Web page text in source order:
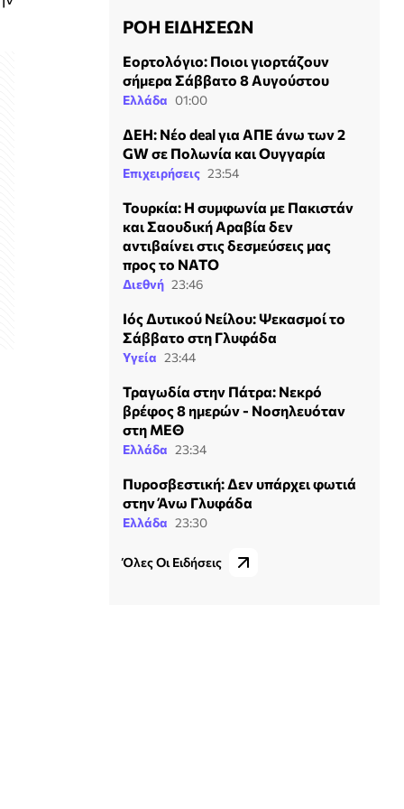
ΡΟΗ ΕΙΔΗΣΕΩΝ
Εορτολόγιο: Ποιοι γιορτάζουν
σήμερα Σάββατο 8 Αυγούστου
Ελλάδα 01:00
ΔΕΗ: Νέο deal για ΑΠΕ άνω των 2
GW σε Πολωνία και Ουγγαρία
Επιχειρήσεις 23:54
Τουρκία: Η συμφωνία με Πακιστάν
και Σαουδική Αραβία δεν
αντιβαίνει στις δεσμεύσεις μας
προς το ΝΑΤΟ
Διεθνή 23:46
Ιός Δυτικού Νείλου: Ψεκασμοί το
Σάββατο στη Γλυφάδα
Υγεία 23:44
Τραγωδία στην Πάτρα: Νεκρό
βρέφος 8 ημερών - Νοσηλευόταν
στη ΜΕΘ
Ελλάδα 23:34
Πυροσβεστική: Δεν υπάρχει φωτιά
στην Άνω Γλυφάδα
Ελλάδα 23:30
Όλες Οι Ειδήσεις